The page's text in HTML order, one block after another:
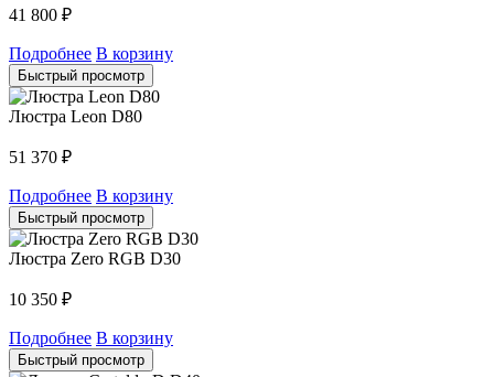
41 800 ₽
Подробнее В корзину
Быстрый просмотр
Люстра Leon D80
51 370 ₽
Подробнее В корзину
Быстрый просмотр
Люстра Zero RGB D30
10 350 ₽
Подробнее В корзину
Быстрый просмотр